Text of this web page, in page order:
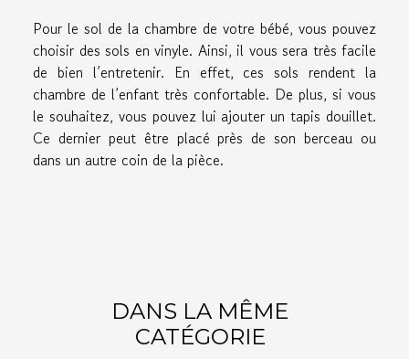
Pour le sol de la chambre de votre bébé, vous pouvez
choisir des sols en vinyle. Ainsi, il vous sera très facile
de bien l’entretenir. En effet, ces sols rendent la
chambre de l’enfant très confortable. De plus, si vous
le souhaitez, vous pouvez lui ajouter un tapis douillet.
Ce dernier peut être placé près de son berceau ou
dans un autre coin de la pièce.
DANS LA MÊME
CATÉGORIE